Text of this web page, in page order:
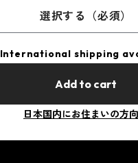
選択する（必須）
International shipping
Add to cart
日本国内にお住まいの方